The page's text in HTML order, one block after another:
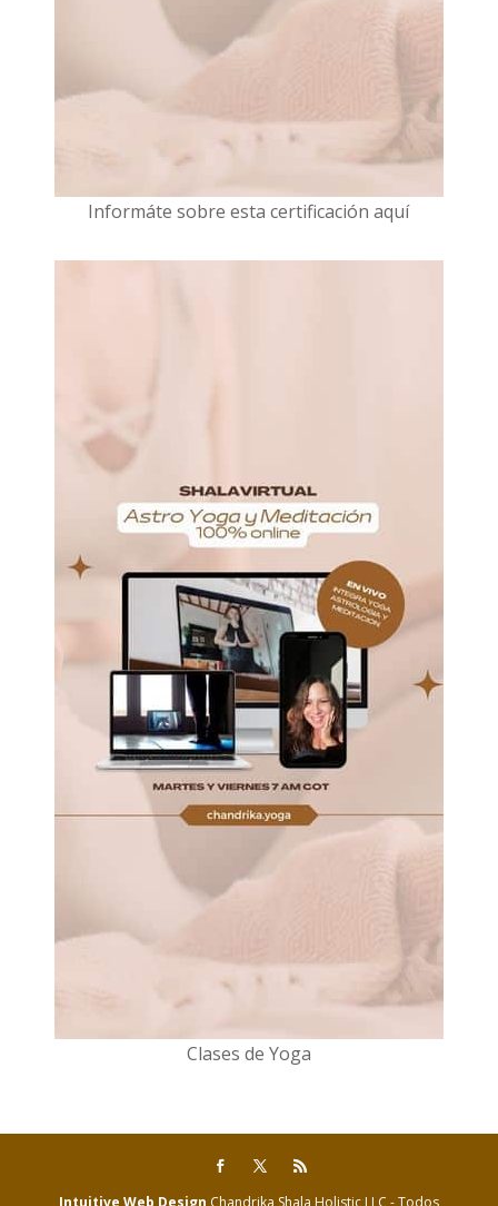
Informáte sobre esta certificación aquí
Clases de Yoga
Intuitive Web Design Chandrika Shala Holistic LLC - Todos